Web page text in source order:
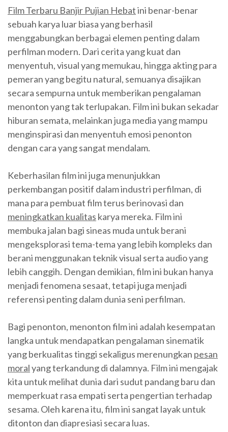
Film Terbaru Banjir Pujian Hebatini benar-benar
sebuah karya luar biasa yang berhasil
menggabungkan berbagai elemen penting dalam
perfilman modern. Dari cerita yang kuat dan
menyentuh, visual yang memukau, hingga akting para
pemeran yang begitu natural, semuanya disajikan
secara sempurna untuk memberikan pengalaman
menonton yang tak terlupakan. Film ini bukan sekadar
hiburan semata, melainkan juga media yang mampu
menginspirasi dan menyentuh emosi penonton
dengan cara yang sangat mendalam.
Keberhasilan film ini juga menunjukkan
perkembangan positif dalam industri perfilman, di
mana para pembuat film terus berinovasi dan
meningkatkan kualitas karya mereka. Film ini
membuka jalan bagi sineas muda untuk berani
mengeksplorasi tema-tema yang lebih kompleks dan
berani menggunakan teknik visual serta audio yang
lebih canggih. Dengan demikian, film ini bukan hanya
menjadi fenomena sesaat, tetapi juga menjadi
referensi penting dalam dunia seni perfilman.
Bagi penonton, menonton film ini adalah kesempatan
langka untuk mendapatkan pengalaman sinematik
yang berkualitas tinggi sekaligus merenungkan pesan
moralyang terkandung di dalamnya. Film ini mengajak
kita untuk melihat dunia dari sudut pandang baru dan
memperkuat rasa empati serta pengertian terhadap
sesama. Oleh karena itu, film ini sangat layak untuk
ditonton dan diapresiasi secara luas.